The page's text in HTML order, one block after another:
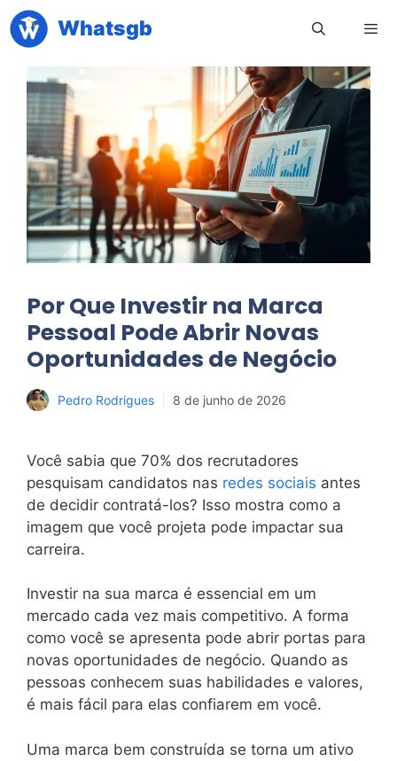
Pular
para
conteúdo
Whatsgb
Por Que Investir na Marca
Pessoal Pode Abrir Novas
Oportunidades de Negócio
Pedro Rodrigues 8 de junho de 2026
Você sabia que 70% dos recrutadores
pesquisam candidatos nas redes sociais antes
de decidir contratá-los? Isso mostra como a
imagem que você projeta pode impactar sua
carreira.
Investir na sua marca é essencial em um
mercado cada vez mais competitivo. A forma
como você se apresenta pode abrir portas para
novas oportunidades de negócio. Quando as
pessoas conhecem suas habilidades e valores,
é mais fácil para elas confiarem em você.
Uma marca bem construída se torna um ativo